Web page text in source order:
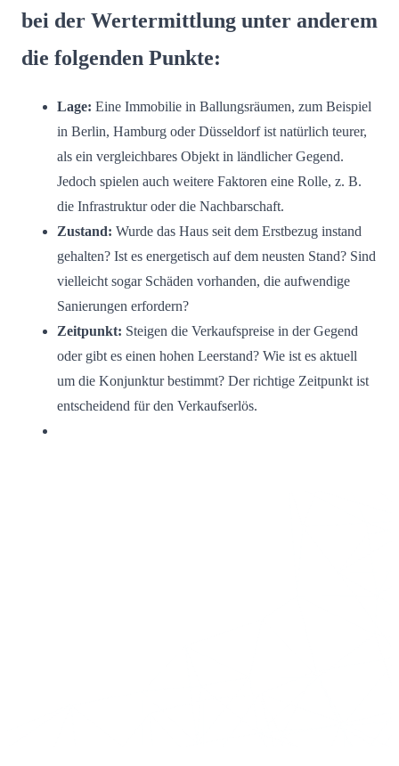
bei der Wertermittlung unter anderem
die folgenden Punkte:
Lage: Eine Immobilie in Ballungsräumen, zum Beispiel
in Berlin, Hamburg oder Düsseldorf ist natürlich teurer,
als ein vergleichbares Objekt in ländlicher Gegend.
Jedoch spielen auch weitere Faktoren eine Rolle, z. B.
die Infrastruktur oder die Nachbarschaft.
Zustand: Wurde das Haus seit dem Erstbezug instand
gehalten? Ist es energetisch auf dem neusten Stand? Sind
vielleicht sogar Schäden vorhanden, die aufwendige
Sanierungen erfordern?
Zeitpunkt: Steigen die Verkaufspreise in der Gegend
oder gibt es einen hohen Leerstand? Wie ist es aktuell
um die Konjunktur bestimmt? Der richtige Zeitpunkt ist
entscheidend für den Verkaufserlös.